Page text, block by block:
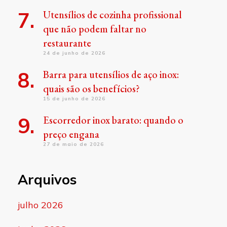
Utensílios de cozinha profissional
que não podem faltar no
restaurante
24 de junho de 2026
Barra para utensílios de aço inox:
quais são os benefícios?
15 de junho de 2026
Escorredor inox barato: quando o
preço engana
27 de maio de 2026
Arquivos
julho 2026